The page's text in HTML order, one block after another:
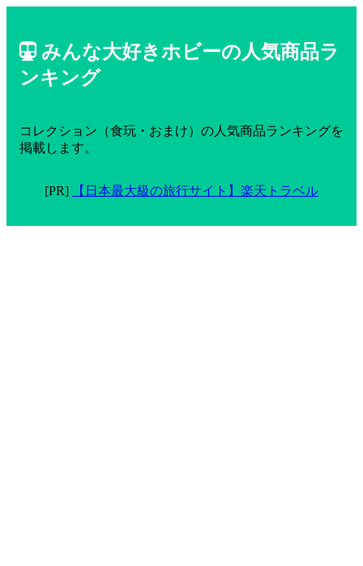
みんな大好きホビーの人気商品ラ
ンキング
コレクション（食玩・おまけ）の人気商品ランキングを
掲載します。
[PR] 【日本最大級の旅行サイト】楽天トラベル